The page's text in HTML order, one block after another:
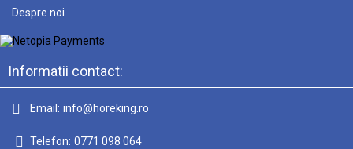
Despre noi
Informatii contact:
Email: info@horeking.ro
Telefon: 0771 098 064